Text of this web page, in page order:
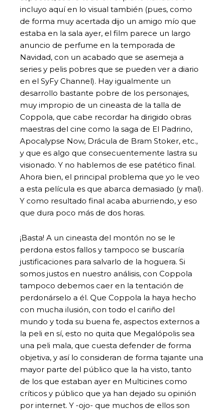
incluyo aquí en lo visual también (pues, como
de forma muy acertada dijo un amigo mío que
estaba en la sala ayer, el film parece un largo
anuncio de perfume en la temporada de
Navidad, con un acabado que se asemeja a
series y pelis pobres que se pueden ver a diario
en el SyFy Channel). Hay igualmente un
desarrollo bastante pobre de los personajes,
muy impropio de un cineasta de la talla de
Coppola, que cabe recordar ha dirigido obras
maestras del cine como la saga de El Padrino,
Apocalypse Now, Drácula de Bram Stoker, etc.,
y que es algo que consecuentemente lastra su
visionado. Y no hablemos de ese patético final.
Ahora bien, el principal problema que yo le veo
a esta película es que abarca demasiado (y mal).
Y como resultado final acaba aburriendo, y eso
que dura poco más de dos horas.
¡Basta! A un cineasta del montón no se le
perdona estos fallos y tampoco se buscaría
justificaciones para salvarlo de la hoguera. Si
somos justos en nuestro análisis, con Coppola
tampoco debemos caer en la tentación de
perdonárselo a él. Que Coppola la haya hecho
con mucha ilusión, con todo el cariño del
mundo y toda su buena fe, aspectos externos a
la peli en sí, esto no quita que Megalópolis sea
una peli mala, que cuesta defender de forma
objetiva, y así lo consideran de forma tajante una
mayor parte del público que la ha visto, tanto
de los que estaban ayer en Multicines como
críticos y público que ya han dejado su opinión
por internet. Y -ojo- que muchos de ellos son